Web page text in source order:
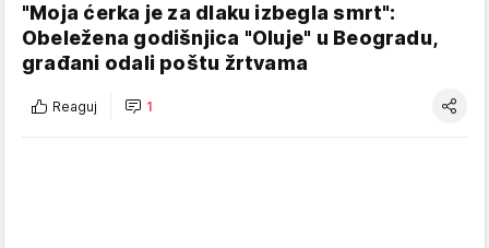
"Moja ćerka je za dlaku izbegla smrt":
Obeležena godišnjica "Oluje" u Beogradu,
građani odali poštu žrtvama
Reaguj 1